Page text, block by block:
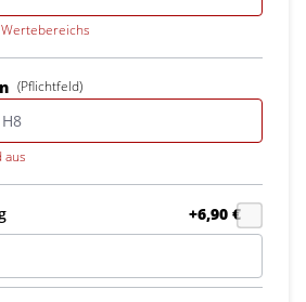
(Pflichtfeld)
aus
+6,90 €